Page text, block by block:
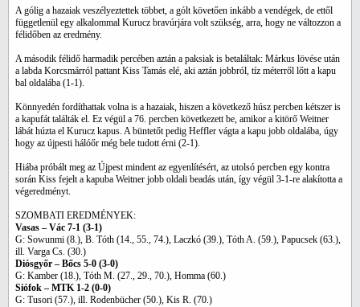
A gólig a hazaiak veszélyeztettek többet, a gólt követően inkább a vendégek, de ettől
függetlenül egy alkalommal Kurucz bravúrjára volt szükség, arra, hogy ne változzon a
félidőben az eredmény.
A második félidő harmadik percében aztán a paksiak is betaláltak: Márkus lövése után
a labda Korcsmárról pattant Kiss Tamás elé, aki aztán jobbról, tíz méterről lőtt a kapu
bal oldalába (1-1).
Könnyedén fordíthattak volna is a hazaiak, hiszen a következő húsz percben kétszer is
a kapufát találták el. Ez végül a 76. percben következett be, amikor a kitörő Weitner
lábát húzta el Kurucz kapus. A büntetőt pedig Heffler vágta a kapu jobb oldalába, úgy
hogy az újpesti hálóőr még bele tudott érni (2-1).
Hiába próbált meg az Újpest mindent az egyenlítésért, az utolsó percben egy kontra
során Kiss fejelt a kapuba Weitner jobb oldali beadás után, így végül 3-1-re alakította a
végeredményt.
SZOMBATI EREDMÉNYEK:
Vasas – Vác 7-1 (3-1)
G: Sowunmi (8.), B. Tóth (14., 55., 74.), Laczkó (39.), Tóth A. (59.), Papucsek (63.),
ill. Varga Cs. (30.)
Diósgyőr – Bőcs 5-0 (3-0)
G: Kamber (18.), Tóth M. (27., 29., 70.), Homma (60.)
Siófok – MTK 1-2 (0-0)
G: Tusori (57.), ill. Rodenbücher (50.), Kis R. (70.)